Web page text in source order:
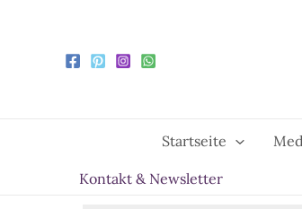
Startseite
Kontakt & Newsletter